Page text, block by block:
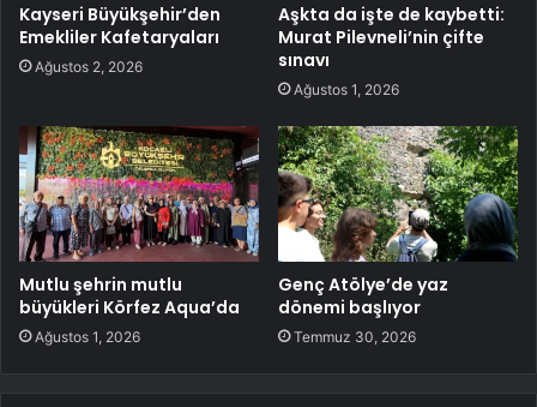
Kayseri Büyükşehir’den
Emekliler Kafetaryaları
Ağustos 2, 2026
Aşkta da işte de kaybetti:
Murat Pilevneli’nin çifte
sınavı
Ağustos 1, 2026
Mutlu şehrin mutlu
büyükleri Körfez Aqua’da
Ağustos 1, 2026
Genç Atölye’de yaz
dönemi başlıyor
Temmuz 30, 2026